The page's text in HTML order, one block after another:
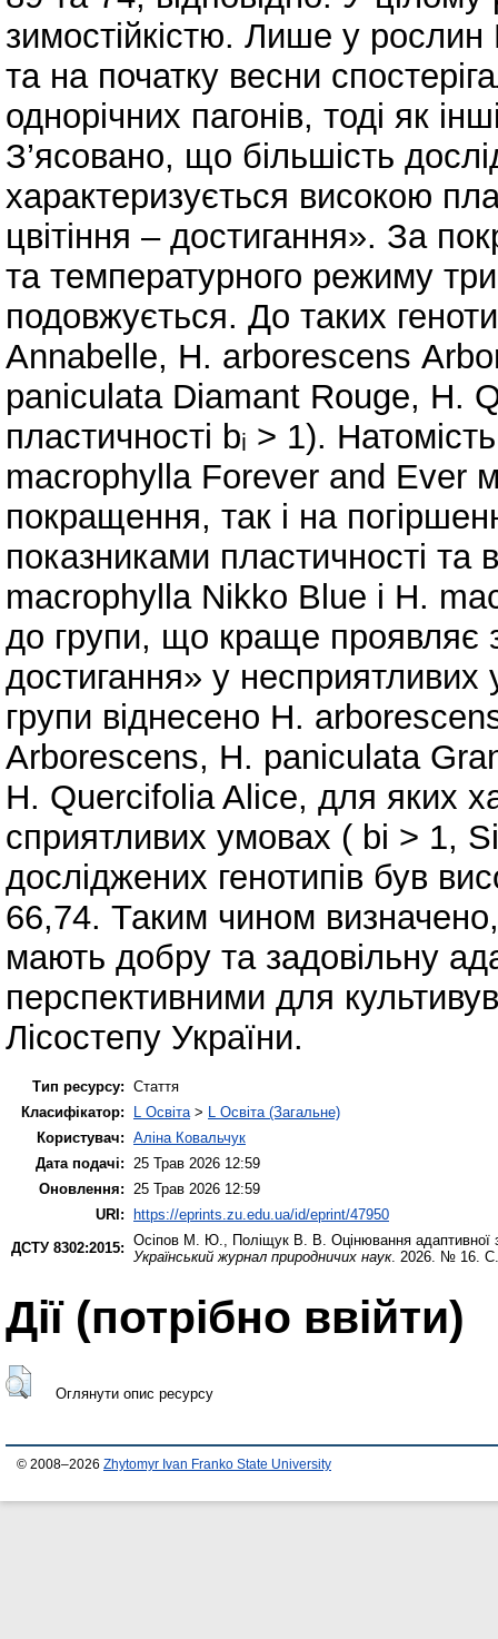
зимостійкістю. Лише у
та на початку весни
однорічних пагонів, тоді як
З’ясовано, що більшість
характеризується високою
цвітіння – достигання». За
та температурного режиму
подовжується. До таких
Annabelle, Н. arborescens
paniculata Diamant Rouge, H.
пластичності bᵢ > 1).
macrophylla Forever and Ever
покращення, так і на
показниками пластичності та
macrophylla Nikko Blue і H.
до групи, що краще проявляє
достигання» у несприятливих
групи віднесено Н.
Аrborescens, H. paniculata
H. Quercifolia Alice, для яких
сприятливих умовах ( bі > 1,
досліджених генотипів був
66,74. Таким чином визначено,
мають добру та задовільну
перспективними для
Лісостепу України.
Тип ресурсу: Стаття
Класифікатор:
L Освіта > L Освіта (Загальне)
Користувач: Аліна Ковальчук
Дата подачі:
25 Трав 2026 12:59
Оновлення:
25 Трав 2026 12:59
URI: https://eprints.zu.edu.ua/id/eprint/47950
ДСТУ 8302:2015: Осіпов М. Ю. Поліщук В. В. Оцінювання адаптивної
Український журнал природничих наук. 2026. № 16.
Дії ​​(потрібно ввійти)
Оглянути опис ресурсу
© 2008–2026 Zhytomyr Ivan Franko State University